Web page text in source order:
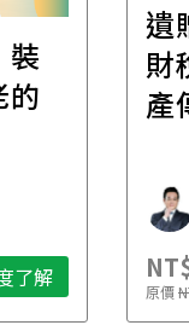
裝
的
了解
遺
財
產
原價